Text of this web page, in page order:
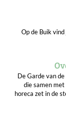
Op de Buik
De Garde van
die samen
horeca zet in de